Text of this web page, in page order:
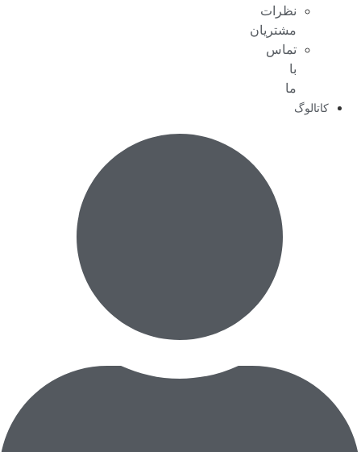
نظرات
مشتریان
تماس
با
ما
کاتالوگ